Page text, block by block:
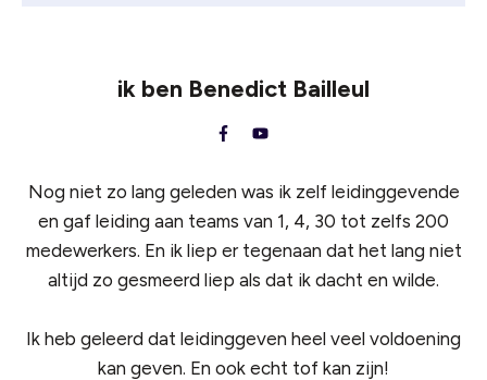
ik ben Benedict Bailleul
Nog niet zo lang geleden was ik zelf leidinggevende
en gaf leiding aan teams van 1, 4, 30 tot zelfs 200
medewerkers. En ik liep er tegenaan dat het lang niet
altijd zo gesmeerd liep als dat ik dacht en wilde.
Ik heb geleerd dat leidinggeven heel veel voldoening
kan geven. En ook echt tof kan zijn!